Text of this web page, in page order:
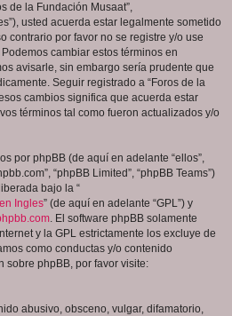
de la Fundación Musaat”,
usted acuerda estar legalmente sometido
contrario por favor no se registre y/o use
cambiar estos términos en
avisarle, sin embargo sería prudente que
Seguir registrado a “Foros de la
cambios significa que acuerda estar
términos tal como fueron actualizados y/o
por phpBB (de aquí en adelante “ellos”,
“phpBB Limited”, “phpBB Teams”)
bajo la “
Ingles” (de aquí en adelante “GPL”) y
. El software phpBB solamente
y la GPL estrictamente los excluye de
como conductas y/o contenido
sobre phpBB, por favor visite:
abusivo, obsceno, vulgar, difamatorio,